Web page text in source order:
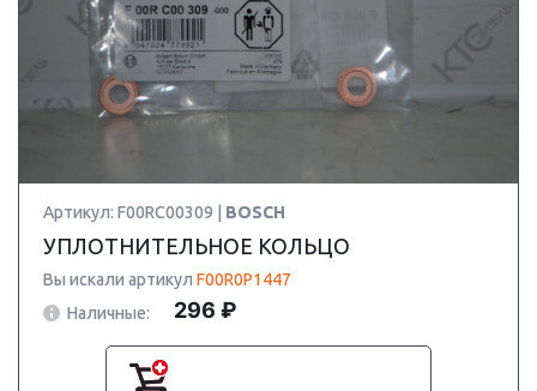
Артикул: F00RC00309 | BOSCH
УПЛОТНИТЕЛЬНОЕ КОЛЬЦО
Вы искали артикул F00R0P1447
Наличные:
296 ₽